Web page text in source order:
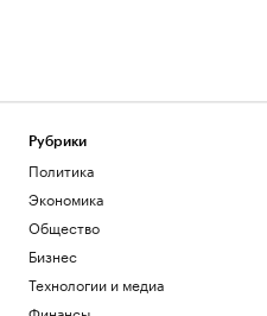
Рубрики
Политика
Экономика
Общество
Бизнес
Технологии и медиа